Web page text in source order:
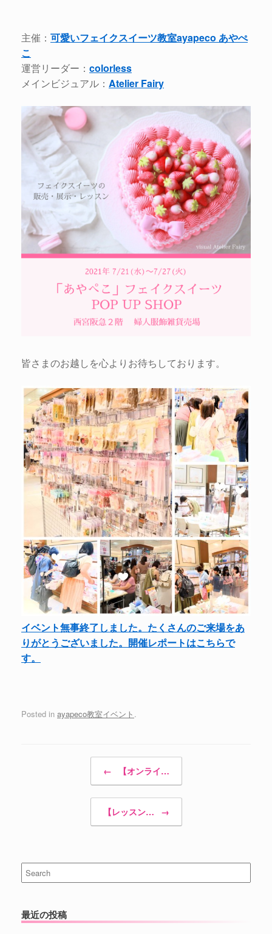
主催： 可愛いフェイクスイーツ教室ayapeco あやぺ
こ
運営リーダー： colorless
メインビジュアル： Atelier Fairy
皆さまのお越しを心よりお待ちしております。
イベント無事終了しました。たくさんのご来場をあ
りがとうございました。開催レポートはこちらで
す。
Posted in ayapeco教室イベント .
← 【オンライ…
【レッスン… →
Search
for:
最近の投稿